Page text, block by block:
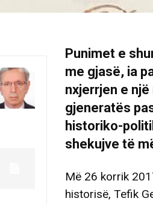
Punimet e
me gjasë, ia
nxjerrjen e
gjeneratës
historiko-
shekujve të
Më 26 korrik
historisë, Tefik